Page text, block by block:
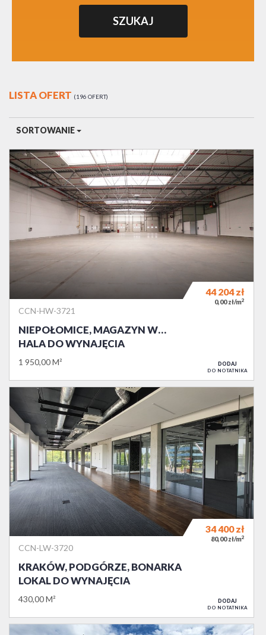
LISTA OFERT 196 OFERT
SORTOWANIE
CCN-HW-3721
NIEPOŁOMICE, MAGAZYN W…
HALA DO WYNAJĘCIA
1 950,00 M²
44 204zł
0,00 zł/m2
DODAJ
DO NOTATNIKA
CCN-LW-3720
KRAKÓW, PODGÓRZE, BONARKA
LOKAL DO WYNAJĘCIA
430,00 M²
34 400zł
80,00 zł/m2
DODAJ
DO NOTATNIKA